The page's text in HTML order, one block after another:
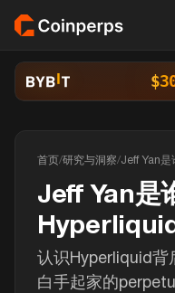
首页/研究与洞察/Jeff Yan
Jeff Yan是
认识Hyperliquid背
白手起家的